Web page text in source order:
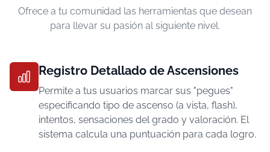
Ofrece a tu comunidad las herramientas que desean
para llevar su pasión al siguiente nivel.
Registro Detallado de Ascensiones
Permite a tus usuarios marcar sus "pegues"
especificando tipo de ascenso (a vista, flash),
intentos, sensaciones del grado y valoración. El
sistema calcula una puntuación para cada logro.